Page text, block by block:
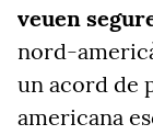
veuen
nord-
un acord de
americana